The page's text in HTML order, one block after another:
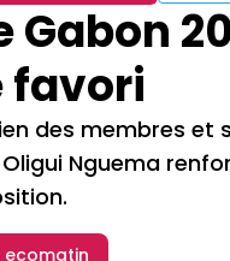
Gabon
favori
des membres et
Nguema